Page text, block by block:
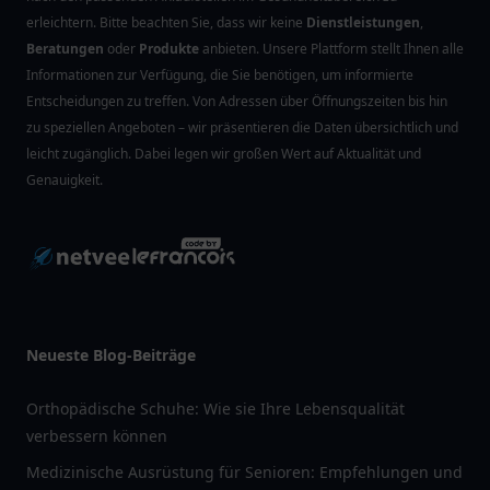
erleichtern. Bitte beachten Sie, dass wir keine Dienstleistungen,
Beratungen oder Produkte anbieten. Unsere Plattform stellt Ihnen alle
Informationen zur Verfügung, die Sie benötigen, um informierte
Entscheidungen zu treffen. Von Adressen über Öffnungszeiten bis hin
zu speziellen Angeboten – wir präsentieren die Daten übersichtlich und
leicht zugänglich. Dabei legen wir großen Wert auf Aktualität und
Genauigkeit.
Neueste Blog-Beiträge
Orthopädische Schuhe: Wie sie Ihre Lebensqualität
verbessern können
Medizinische Ausrüstung für Senioren: Empfehlungen und